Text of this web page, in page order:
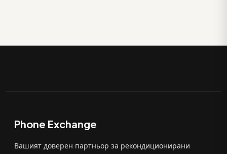
Phone Exchange
Вашият доверен партньор за рекондиционирани